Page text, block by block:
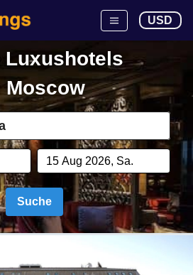
USD
Luxushotels
Moscow
Suche